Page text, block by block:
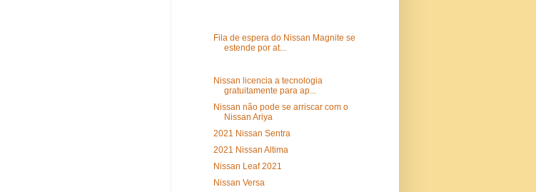
Fila de espera do Nissan Magnite se
estende por at...
Nissan licencia a tecnologia
gratuitamente para ap...
Nissan não pode se arriscar com o
Nissan Ariya
2021 Nissan Sentra
2021 Nissan Altima
Nissan Leaf 2021
Nissan Versa